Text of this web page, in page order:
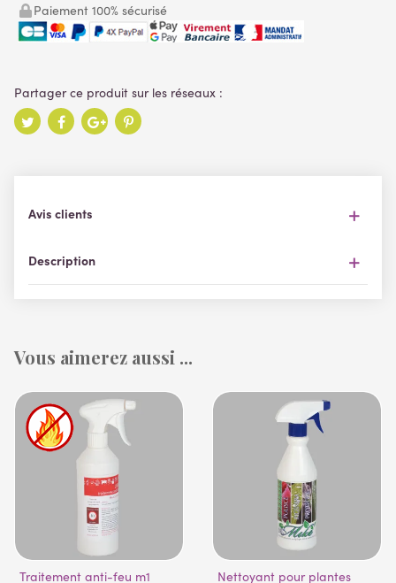
Paiement 100% sécurisé
Description
Avis clients
Vous aimerez aussi ...
Traitement anti-feu m1
Nettoyant pour plantes